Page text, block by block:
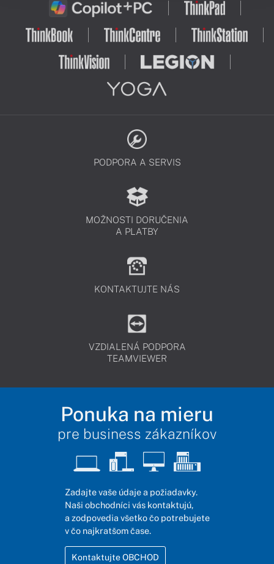
PODPORA A SERVIS
MOŽNOSTI DORUČENIA
A PLATBY
KONTAKTUJTE NÁS
VZDIALENÁ PODPORA
TEAMVIEWER
Ponuka na mieru
pre business zákazníkov
Zadajte vaše údaje a požiadavky.
Naši obchodníci vás kontaktujú,
a zodpovedia všetko čo potrebujete
v čo najkratšom čase.
Kontaktujte OBCHOD